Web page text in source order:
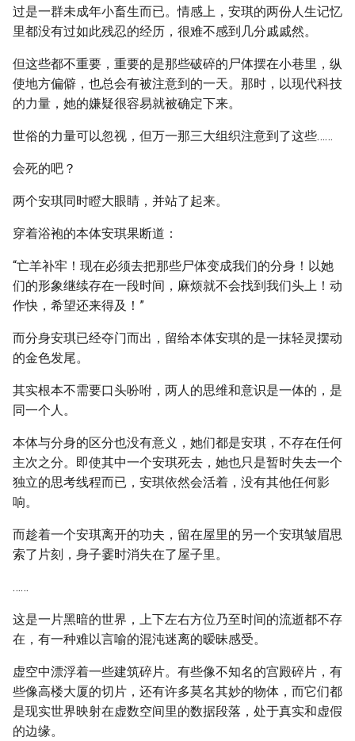
过是一群未成年小畜生而已。情感上，安琪的两份人生记忆
里都没有过如此残忍的经历，很难不感到几分戚戚然。
但这些都不重要，重要的是那些破碎的尸体摆在小巷里，纵
使地方偏僻，也总会有被注意到的一天。那时，以现代科技
的力量，她的嫌疑很容易就被确定下来。
世俗的力量可以忽视，但万一那三大组织注意到了这些……
会死的吧？
两个安琪同时瞪大眼睛，并站了起来。
穿着浴袍的本体安琪果断道：
“亡羊补牢！现在必须去把那些尸体变成我们的分身！以她
们的形象继续存在一段时间，麻烦就不会找到我们头上！动
作快，希望还来得及！”
而分身安琪已经夺门而出，留给本体安琪的是一抹轻灵摆动
的金色发尾。
其实根本不需要口头吩咐，两人的思维和意识是一体的，是
同一个人。
本体与分身的区分也没有意义，她们都是安琪，不存在任何
主次之分。即使其中一个安琪死去，她也只是暂时失去一个
独立的思考线程而已，安琪依然会活着，没有其他任何影
响。
而趁着一个安琪离开的功夫，留在屋里的另一个安琪皱眉思
索了片刻，身子霎时消失在了屋子里。
……
这是一片黑暗的世界，上下左右方位乃至时间的流逝都不存
在，有一种难以言喻的混沌迷离的暧昧感受。
虚空中漂浮着一些建筑碎片。有些像不知名的宫殿碎片，有
些像高楼大厦的切片，还有许多莫名其妙的物体，而它们都
是现实世界映射在虚数空间里的数据段落，处于真实和虚假
的边缘。